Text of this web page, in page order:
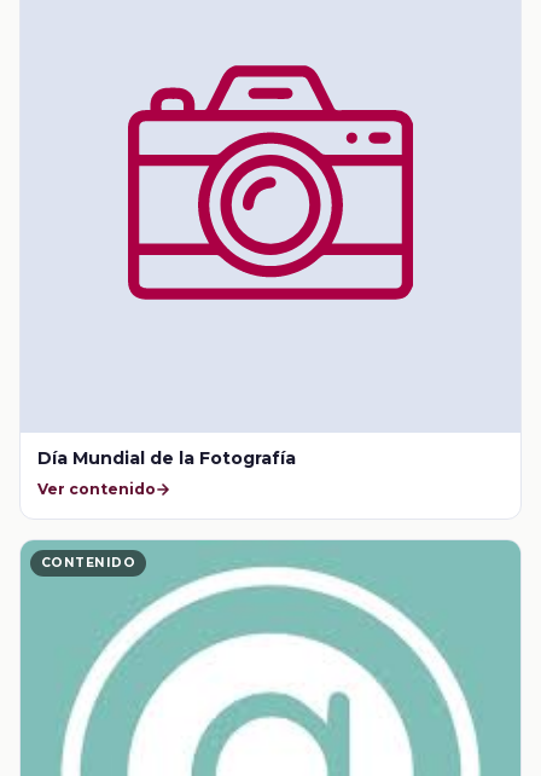
Día Mundial de la Fotografía
Ver contenido
CONTENIDO